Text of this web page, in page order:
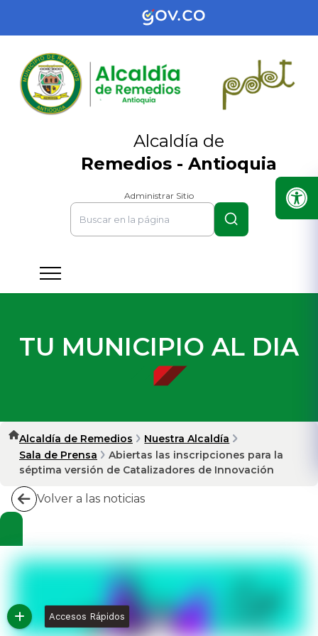
Alcaldía de
Remedios - Antioquia
Administrar Sitio
TU MUNICIPIO AL DIA
Alcaldía de Remedios
Nuestra Alcaldía
Sala de Prensa
Abiertas las inscripciones para la
séptima versión de Catalizadores de Innovación
Volver a las noticias
Accesos Rápidos